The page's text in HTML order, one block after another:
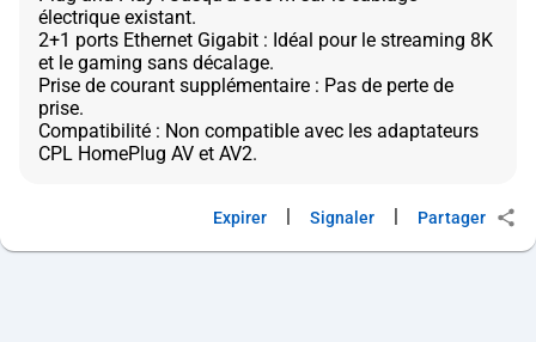
électrique existant.
2+1 ports Ethernet Gigabit : Idéal pour le streaming 8K
et le gaming sans décalage.
Prise de courant supplémentaire : Pas de perte de
prise.
Compatibilité : Non compatible avec les adaptateurs
Expirer Signaler Partager